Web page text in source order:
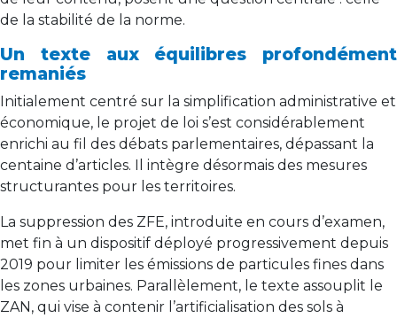
de la stabilité de la norme.
Un texte aux équilibres profondément
remaniés
Initialement centré sur la simplification administrative et
économique, le projet de loi s’est considérablement
enrichi au fil des débats parlementaires, dépassant la
centaine d’articles. Il intègre désormais des mesures
structurantes pour les territoires.
La suppression des ZFE, introduite en cours d’examen,
met fin à un dispositif déployé progressivement depuis
2019 pour limiter les émissions de particules fines dans
les zones urbaines. Parallèlement, le texte assouplit le
ZAN, qui vise à contenir l’artificialisation des sols à